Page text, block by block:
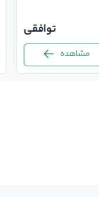
توافقی
مشاهده